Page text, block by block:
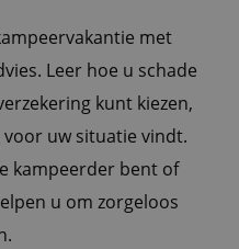
met
Leer hoe u schade
kunt kiezen,
uw situatie vindt.
kampeerder bent of
u om zorgeloos